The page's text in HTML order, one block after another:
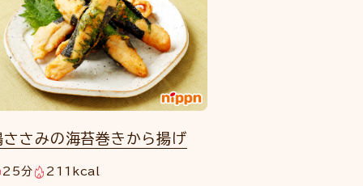
ささみの海苔巻きから揚げ
25分 211kcal